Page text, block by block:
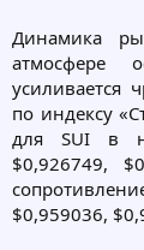
Динамика
атмосфере
усиливается
по индексу
для SUI в
$0,926749,
$0,959036,